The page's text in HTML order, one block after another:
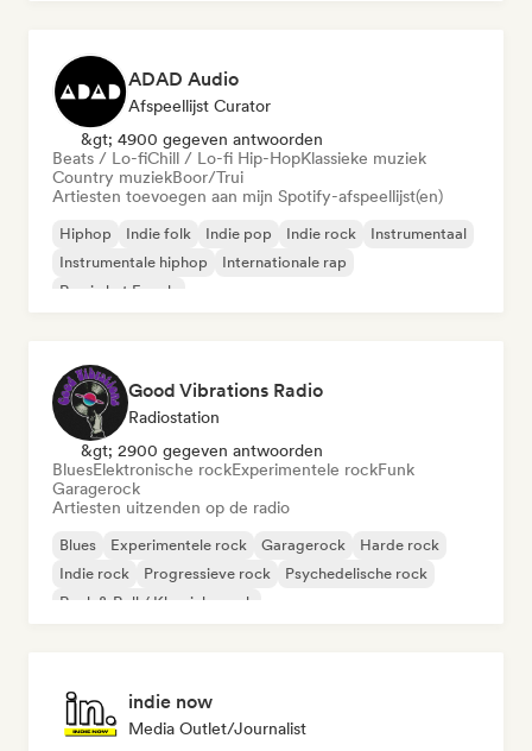
ADAD Audio
Afspeellijst Curator
&gt; 4900 gegeven antwoorden
Beats / Lo-fiChill / Lo-fi Hip-HopKlassieke muziek
Country muziekBoor/Trui
Artiesten toevoegen aan mijn Spotify-afspeellijst(en)
Hiphop Indie folk Indie pop Indie rock
Instrumentaal
Instrumentale hiphop
Internationale rap
Rap in het Engels
Good Vibrations Radio
Radiostation
&gt; 2900 gegeven antwoorden
BluesElektronische rockExperimentele rockFunk
Garagerock
Artiesten uitzenden op de radio
Blues Experimentele rock Garagerock
Harde rock
Indie rock
Progressieve rock
Psychedelische rock
Rock & Roll / Klassieke rock
indie now
Media Outlet/Journalist